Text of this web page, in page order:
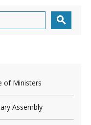

of Ministers
Assembly